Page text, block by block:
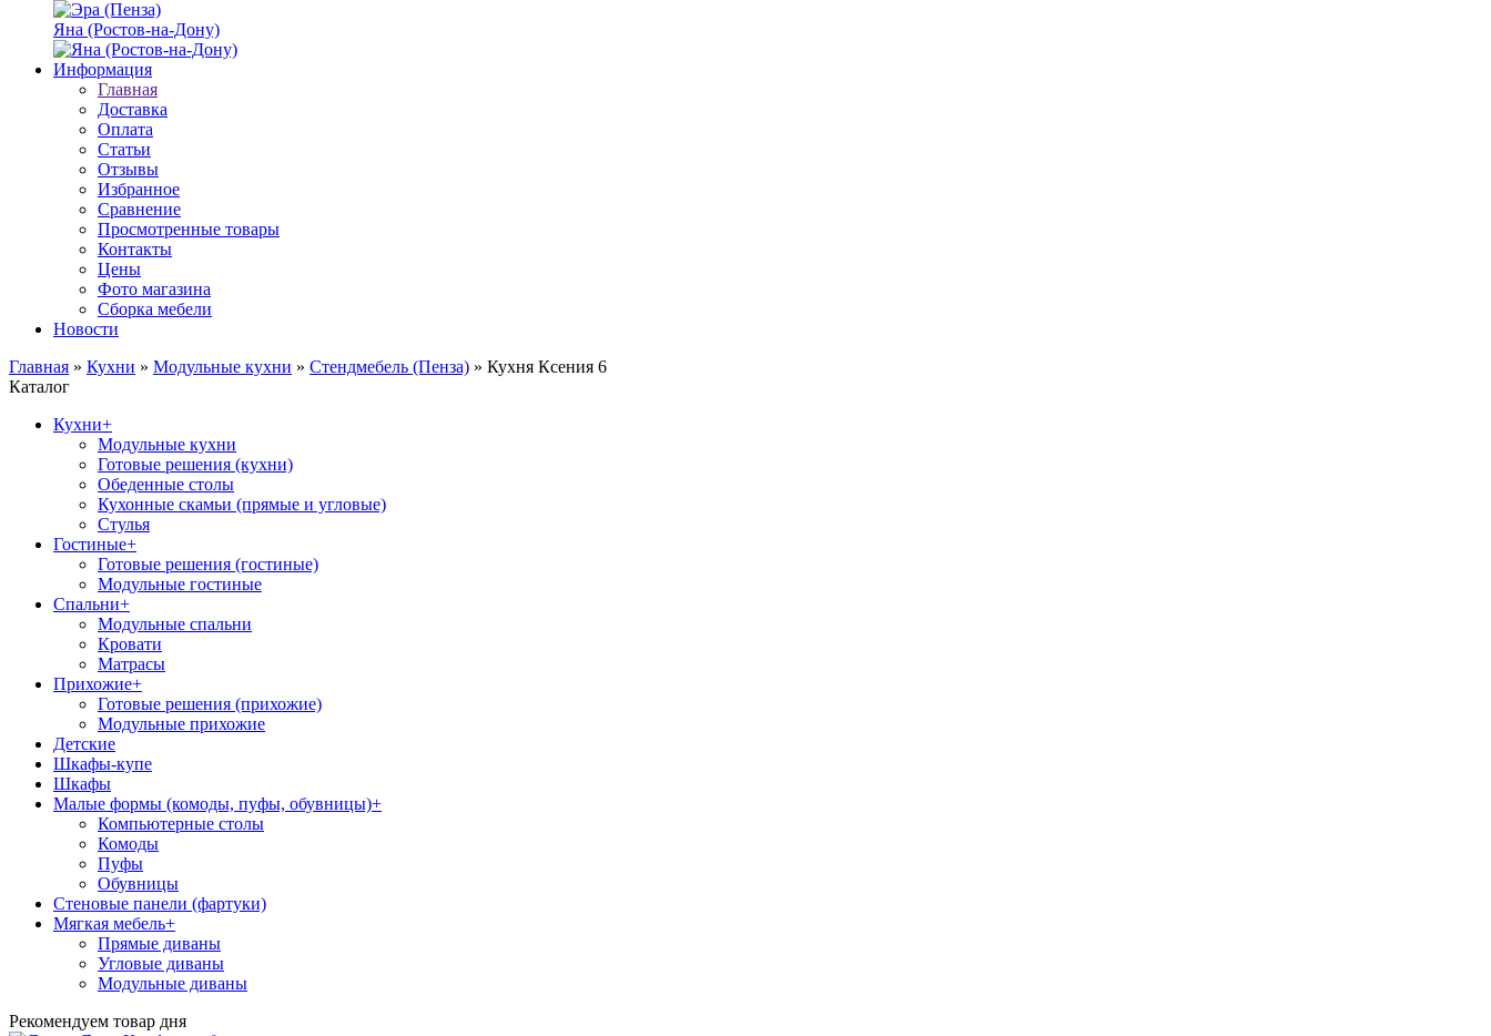
Яна (Ростов-на-Дону)
Информация
Главная
Доставка
Оплата
Статьи
Отзывы
Избранное
Сравнение
Просмотренные товары
Контакты
Цены
Фото магазина
Сборка мебели
Новости
Главная » Кухни » Модульные кухни » Стендмебель (Пенза) » Кухня Ксения 6
Каталог
Кухни+
Модульные кухни
Готовые решения (кухни)
Обеденные столы
Кухонные скамьи (прямые и угловые)
Стулья
Гостиные+
Готовые решения (гостиные)
Модульные гостиные
Спальни+
Модульные спальни
Кровати
Матрасы
Прихожие+
Готовые решения (прихожие)
Модульные прихожие
Детские
Шкафы-купе
Шкафы
Малые формы (комоды, пуфы, обувницы)+
Компьютерные столы
Комоды
Пуфы
Обувницы
Стеновые панели (фартуки)
Мягкая мебель+
Прямые диваны
Угловые диваны
Модульные диваны
Рекомендуем товар дня